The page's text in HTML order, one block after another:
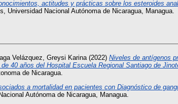
actitudes y prácticas sobre los esteroides
Universidad Nacional Autónoma de Nicaragua, Managua.
Velázquez, Greysi Karina(2022) Niveles de antígenos
40 años del Hospital Escuela Regional Santiago de
de Nicaragua.
a mortalidad en pacientes con Diagnóstico de
Autónoma de Nicaragua, Managua.